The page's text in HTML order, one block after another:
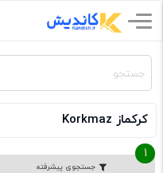
کرکماز Korkmaz
جستجوی پیشرفته
1